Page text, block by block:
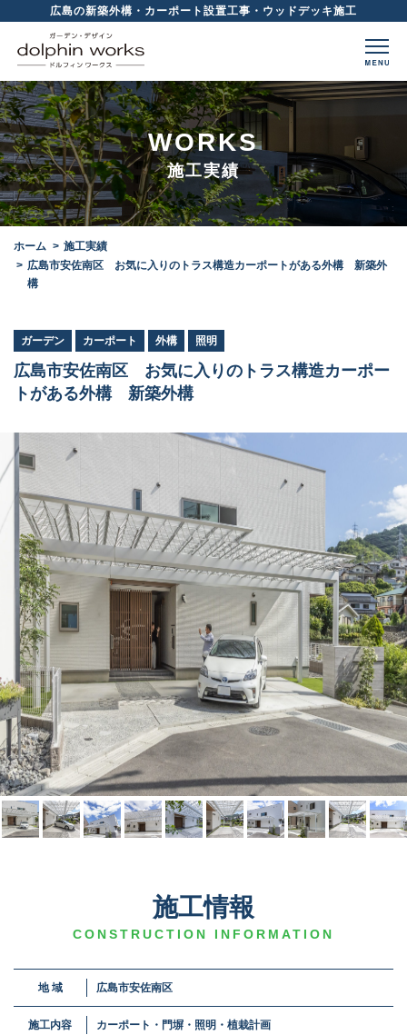
広島の新築外構・カーポート設置工事・ウッドデッキ施工
WORKS
施工実績
ホーム
施工実績
広島市安佐南区 お気に入りのトラス構造カーポートがある外構 新築外
構
ガーデン カーポート 外構 照明
広島市安佐南区 お気に入りのトラス構造カーポー
トがある外構 新築外構
施工情報
CONSTRUCTION INFORMATION
地 域 広島市安佐南区
施工内容 カーポート・門塀・照明・植栽計画